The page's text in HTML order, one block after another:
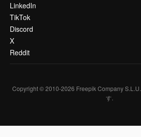
LinkedIn
TikTok
Discord
X
Reddit
Copyright © 2010-2026 Freepik Company S.L.U.
す.